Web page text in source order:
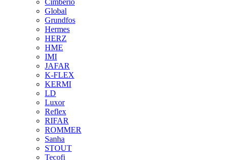
Global
Grundfos
Hermes
HERZ
HME
IMI
JAFAR
K-FLEX
KERMI
LD
Luxor
Reflex
RIFAR
ROMMER
Sanha
STOUT
Tecofi